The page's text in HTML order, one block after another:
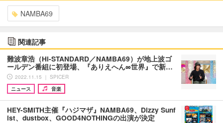
NAMBA69
関連記事
難波章浩（Hi-STANDARD／NAMBA69）が地上波ゴ
ールデン番組に初登場、『ありえへん∞世界』で新…
2022.11.15 ｜ SPICER
ニュース
音楽
HEY-SMITH主催『ハジマザ』NAMBA69、Dizzy Sunf
ist、dustbox、GOOD4NOTHINGの出演が決定